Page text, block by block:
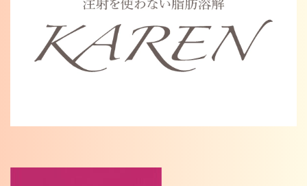
content/themes/karen2023/single.phpon line